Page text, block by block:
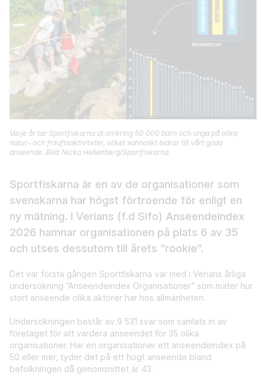
Varje år tar Sportfiskarna ut omkring 50 000 barn och unga på olika
natur- och friluftsaktiviteter, vilket sannolikt bidrar till vårt goda
anseende. Bild: Nicka Hellenberg/Sportfiskarna
Sportfiskarna är en av de organisationer som
svenskarna har högst förtroende för enligt en
ny mätning. I Verians (f.d Sifo) Anseendeindex
2026 hamnar organisationen på plats 6 av 35
och utses dessutom till årets ”rookie”.
Det var första gången Sportfiskarna var med i Verians årliga
undersökning ”Anseendeindex Organisationer” som mäter hur
stort anseende olika aktörer har hos allmänheten.
Undersökningen består av 9 531 svar som samlats in av
företaget för att värdera anseendet för 35 olika
organisationer. Har en organisationer ett anseendeindex på
50 eller mer, tyder det på ett högt anseende bland
befolkningen då genomsnittet är 43.